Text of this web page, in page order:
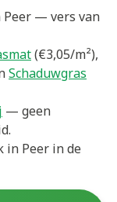
Peer — vers van
(€3,05/m²),
Schaduwgras
— geen
in Peer in de